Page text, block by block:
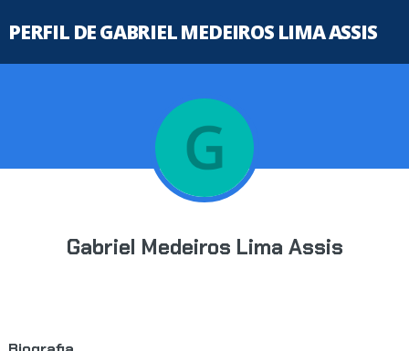
PERFIL DE GABRIEL MEDEIROS LIMA ASSIS
Gabriel Medeiros Lima Assis